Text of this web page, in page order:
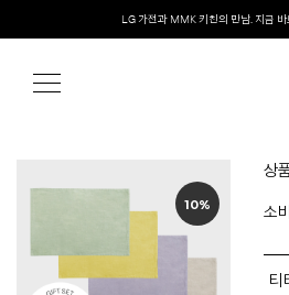
LG 가전과 MMK 키친의 만남. 지금 바
10%
상
소
티